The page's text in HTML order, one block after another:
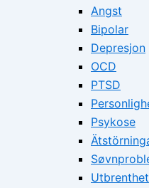
Angst
Bipolar
Depresjon
OCD
PTSD
Psykose
Utbrenthet